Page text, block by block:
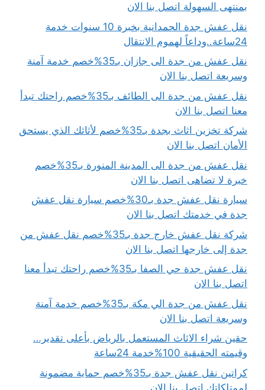
بمنتهى السهولة اتصل بنا الان
نقل عفش جدة الحمدانية بخبرة 10 سنوات خدمة
24ساعة..وداعاً لهموم الانتقال
نقل عفش من جدة الى جازان بـ35%خصم خدمة آمنة
وسريعة اتصل بنا الان
نقل عفش من جدة الى الطائف بـ35%خصم راحتك تبدأ
معنا اتصل بنا الان
شركة تخزين اثاث بجدة بـ35%خصم لأثاثك الذي يستحق
الأمان اتصل بنا الان
نقل عفش من جدة الى المدينة المنورة بـ35%خصم
خبرة لا تضاهى اتصل بنا الان
سيارة نقل عفش جدة بـ30%خصم سيارة نقل عفش
جدة في خدمتك اتصل بنا الان
شركة نقل عفش خارج جدة بـ35%خصم نقل عفش من
جدة إلى خارجها اتصل بنا الان
نقل عفش جدة حي الصفا بـ35%خصم راحتك تبدأ معنا
اتصل بنا الان
نقل عفش من جدة الي مكة بـ35%خصم خدمة آمنة
وسريعة اتصل بنا الان
حقين شراء الاثاث المستعمل بالرياض بأعلى تقدير…
وقيمته الحقيقية 100%خدمة 24ساعة
كراتين نقل عفش جدة بـ35%خصم حماية مضمونة
لممتلكاتك اتصل بنا الان